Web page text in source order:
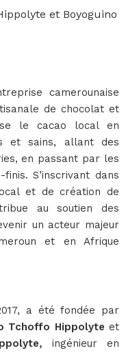
et Boyoguino
camerounaise
de chocolat et
le cacao local en
et sains, allant des
en passant par les
S’inscrivant dans
et de création de
au soutien des
un acteur majeur
et en Afrique
a été fondée par
Tchoffo Hippolyte et
ingénieur en